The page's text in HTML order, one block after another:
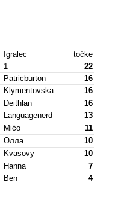
Igralec
točke
1
22
Patricburton
16
Klymentovska
16
Deithlan
16
Languagenerd
13
Mićo
11
Олла
10
Kvasovy
10
Hanna
7
Ben 4